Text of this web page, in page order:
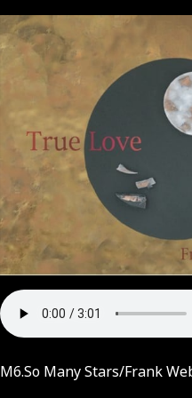
M6.So Many Stars/Frank